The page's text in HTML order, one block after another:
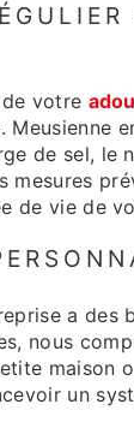
votre
Meusienne
de sel, le
mesures
de vie de
a des
nous
maison
un